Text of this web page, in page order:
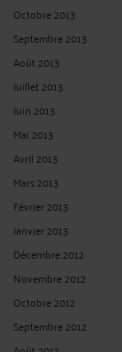
Octobre 2013
Septembre 2013
Août 2013
Juillet 2013
Juin 2013
Mai 2013
Avril 2013
Mars 2013
Février 2013
Janvier 2013
Décembre 2012
Novembre 2012
Octobre 2012
Septembre 2012